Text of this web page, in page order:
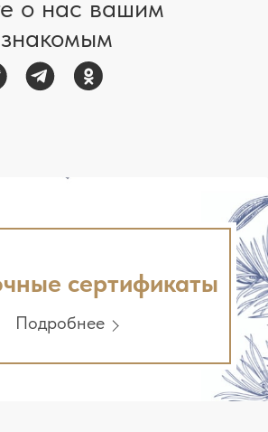
о нас вашим
сертификаты
Подробнее